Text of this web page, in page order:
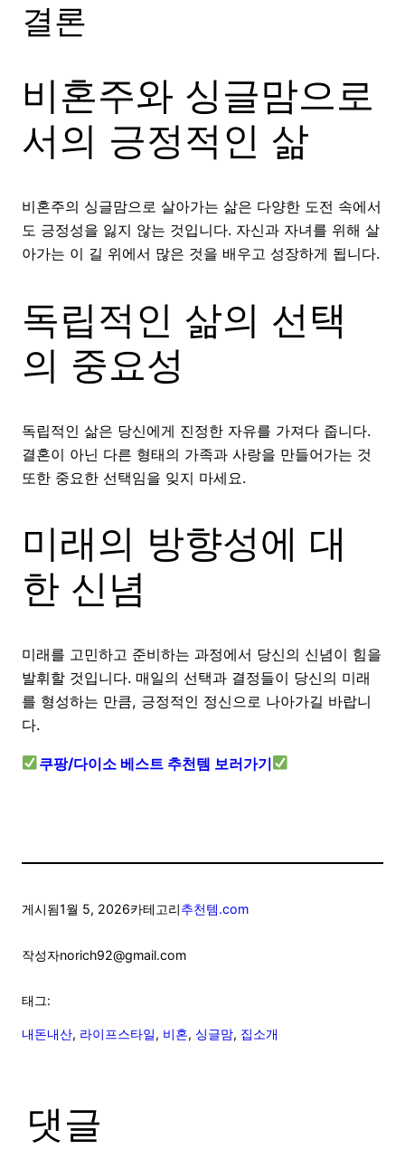
결론
비혼주와 싱글맘으로
서의 긍정적인 삶
비혼주의 싱글맘으로 살아가는 삶은 다양한 도전 속에서
도 긍정성을 잃지 않는 것입니다. 자신과 자녀를 위해 살
아가는 이 길 위에서 많은 것을 배우고 성장하게 됩니다.
독립적인 삶의 선택
의 중요성
독립적인 삶은 당신에게 진정한 자유를 가져다 줍니다.
결혼이 아닌 다른 형태의 가족과 사랑을 만들어가는 것
또한 중요한 선택임을 잊지 마세요.
미래의 방향성에 대
한 신념
미래를 고민하고 준비하는 과정에서 당신의 신념이 힘을
발휘할 것입니다. 매일의 선택과 결정들이 당신의 미래
를 형성하는 만큼, 긍정적인 정신으로 나아가길 바랍니
다.
쿠팡/다이소 베스트 추천템 보러가기
게시됨1월 5, 2026카테고리추천템.com
작성자norich92@gmail.com
태그:
내돈내산, 라이프스타일, 비혼, 싱글맘, 집소개
댓글